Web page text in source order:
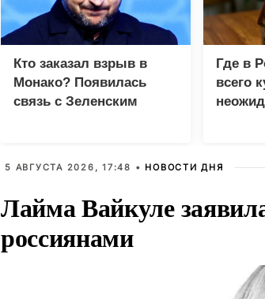
Кто заказал взрыв в
Монако? Появилась
связь с Зеленским
Где в
всего
5 АВГУСТА 2026, 17:48 • НОВОСТИ ДНЯ
Лайма Вайкуле
россиянами